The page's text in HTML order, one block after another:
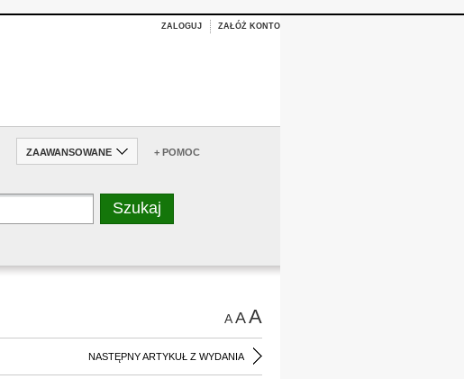
ZALOGUJ ZAŁÓŻ KONTO
ZAAWANSOWANE + POMOC
AAA
NASTĘPNY ARTYKUŁ Z WYDANIA